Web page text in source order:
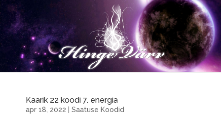
Kaarik 22 koodi 7. energia
apr 18, 2022 Saatuse Koodid